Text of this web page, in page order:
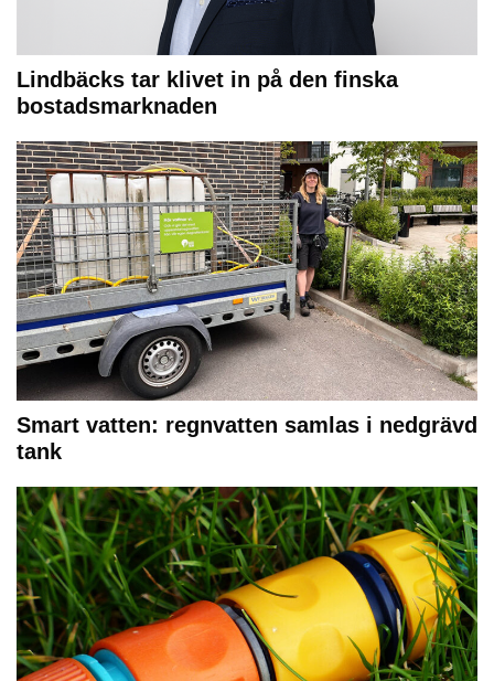
Lindbäcks tar klivet in på den finska
bostadsmarknaden
Smart vatten: regnvatten samlas i nedgrävd
tank